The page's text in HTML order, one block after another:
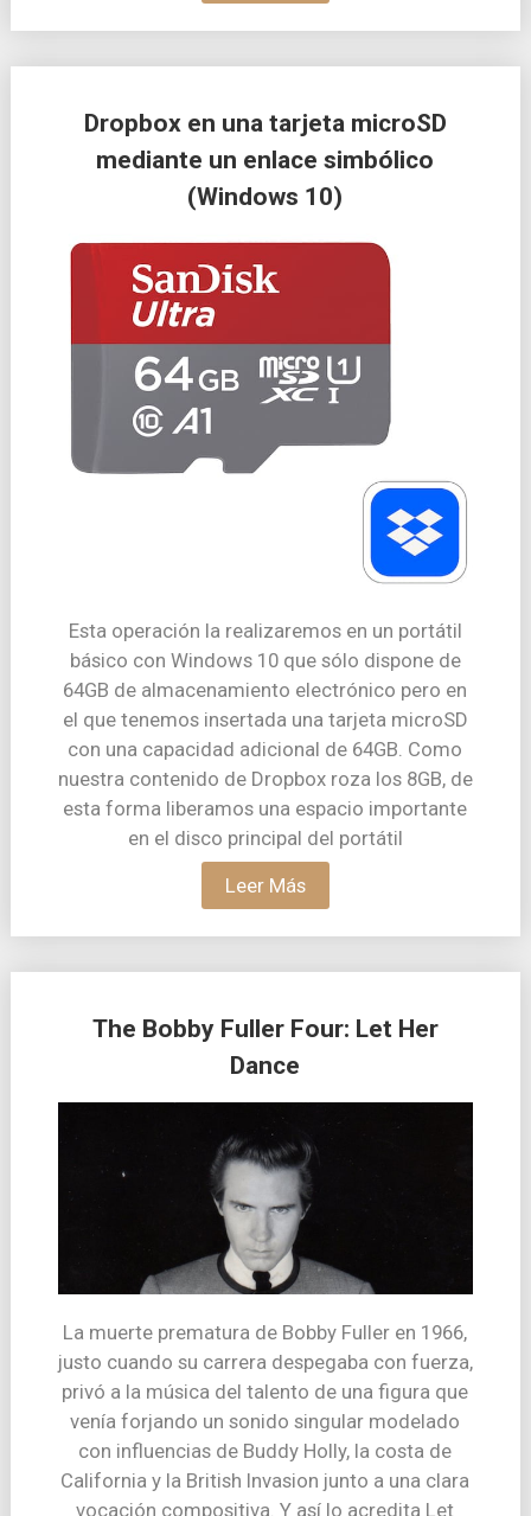
Dropbox en una tarjeta microSD
mediante un enlace simbólico
(Windows 10)
Esta operación la realizaremos en un portátil
básico con Windows 10 que sólo dispone de
64GB de almacenamiento electrónico pero en
el que tenemos insertada una tarjeta microSD
con una capacidad adicional de 64GB. Como
nuestra contenido de Dropbox roza los 8GB, de
esta forma liberamos una espacio importante
en el disco principal del portátil
Leer Más
The Bobby Fuller Four: Let Her
Dance
La muerte prematura de Bobby Fuller en 1966,
justo cuando su carrera despegaba con fuerza,
privó a la música del talento de una figura que
venía forjando un sonido singular modelado
con influencias de Buddy Holly, la costa de
California y la British Invasion junto a una clara
vocación compositiva. Y así lo acredita Let